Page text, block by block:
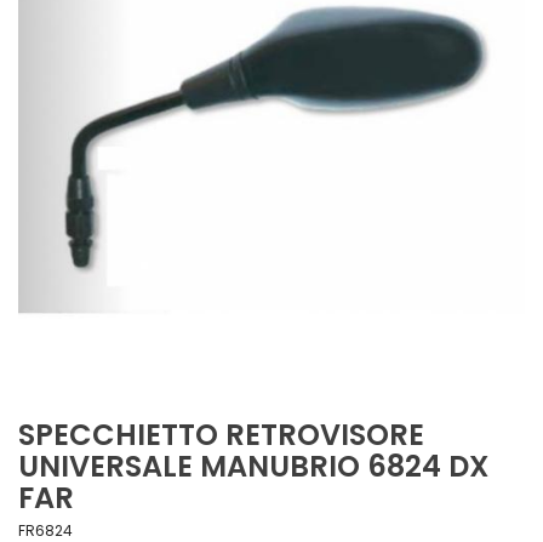
SPECCHIETTO RETROVISORE
UNIVERSALE MANUBRIO 6824 DX
FAR
FR6824